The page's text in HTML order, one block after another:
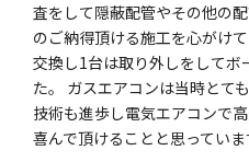
査をして隠蔽配管やその他の
のご納得頂ける施工を心がけ
交換し1台は取り外しをしてボ
た。 ガスエアコンは当時とて
技術も進歩し電気エアコンで
喜んで頂けることと思っていま